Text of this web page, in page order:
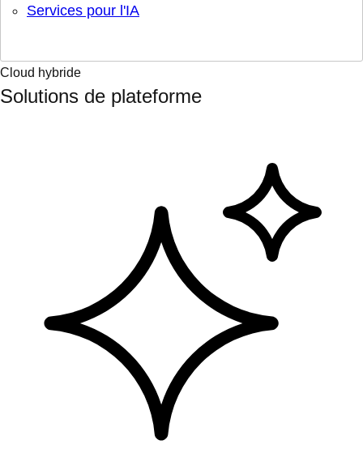
Services pour l'IA
Cloud hybride
Solutions de plateforme